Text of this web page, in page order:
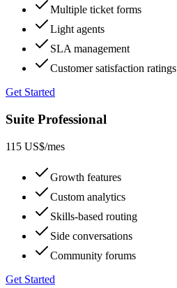
Multiple ticket forms
Light agents
SLA management
Customer satisfaction ratings
Get Started
Suite Professional
115 US$/mes
Growth features
Custom analytics
Skills-based routing
Side conversations
Community forums
Get Started